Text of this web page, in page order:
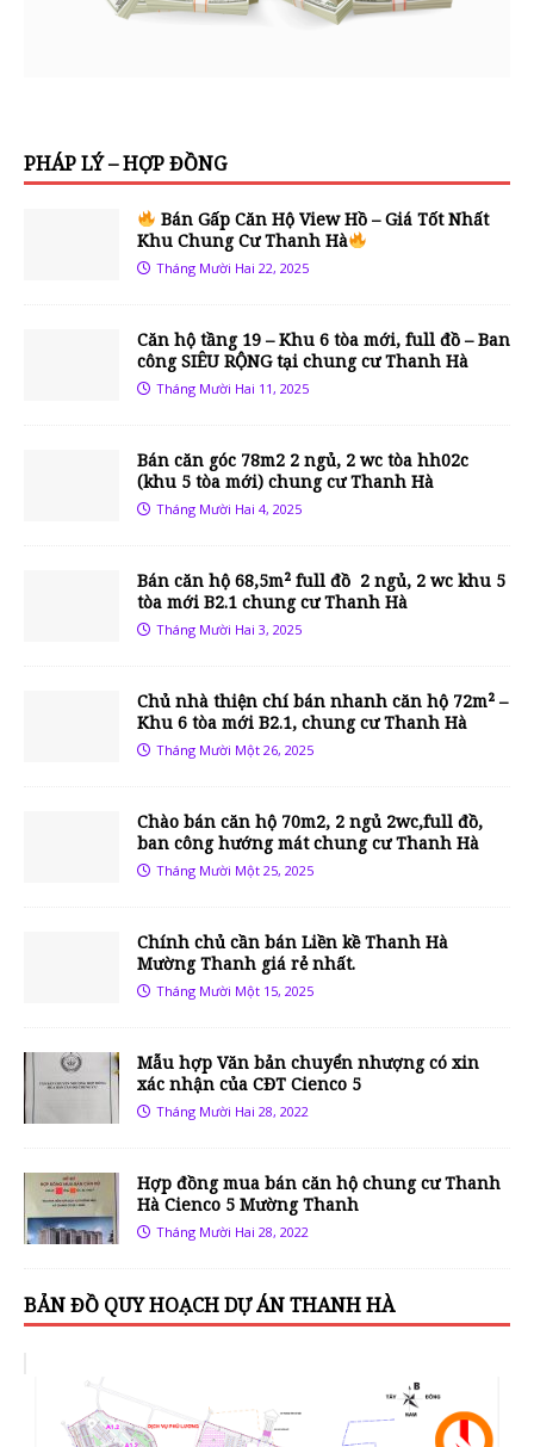
PHÁP LÝ – HỢP ĐỒNG
Bán Gấp Căn Hộ View Hồ – Giá Tốt Nhất
Khu Chung Cư Thanh Hà
Tháng Mười Hai 22, 2025
Căn hộ tầng 19 – Khu 6 tòa mới, full đồ – Ban
công SIÊU RỘNG tại chung cư Thanh Hà
Tháng Mười Hai 11, 2025
Bán căn góc 78m2 2 ngủ, 2 wc tòa hh02c
(khu 5 tòa mới) chung cư Thanh Hà
Tháng Mười Hai 4, 2025
Bán căn hộ 68,5m² full đồ 2 ngủ, 2 wc khu 5
tòa mới B2.1 chung cư Thanh Hà
Tháng Mười Hai 3, 2025
Chủ nhà thiện chí bán nhanh căn hộ 72m² –
Khu 6 tòa mới B2.1, chung cư Thanh Hà
Tháng Mười Một 26, 2025
Chào bán căn hộ 70m2, 2 ngủ 2wc,full đồ,
ban công hướng mát chung cư Thanh Hà
Tháng Mười Một 25, 2025
Chính chủ cần bán Liền kề Thanh Hà
Mường Thanh giá rẻ nhất.
Tháng Mười Một 15, 2025
Mẫu hợp Văn bản chuyển nhượng có xin
xác nhận của CĐT Cienco 5
Tháng Mười Hai 28, 2022
Hợp đồng mua bán căn hộ chung cư Thanh
Hà Cienco 5 Mường Thanh
Tháng Mười Hai 28, 2022
BẢN ĐỒ QUY HOẠCH DỰ ÁN THANH HÀ